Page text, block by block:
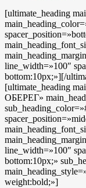
[ultimate_heading
line_width=»100″
bottom:10px;»][/
[ultimate_heading
ОБЕРЕГ»
line_width=»100″
bottom:10px;»
weight:bold;»]